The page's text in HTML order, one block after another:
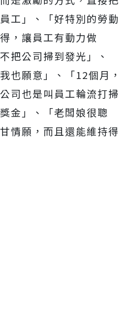
工」、「好特別的勞動
，讓員工有動力做
把公司掃到發光」、
也願意」、「12個月，
司也是叫員工輪流打掃
金」、「老闆娘很聰
情願，而且還能維持得